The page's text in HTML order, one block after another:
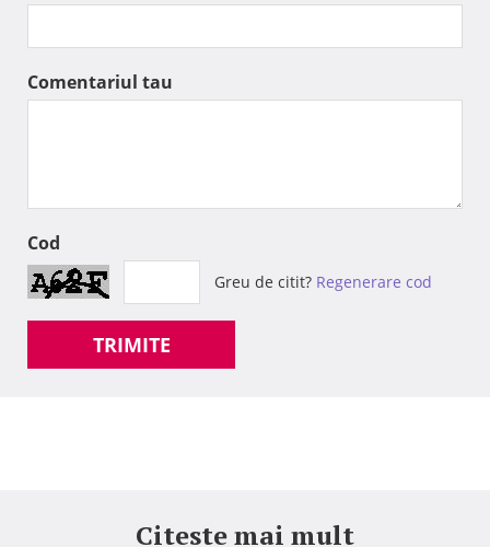
Comentariul tau
Cod
Greu de citit? Regenerare cod
TRIMITE
Citeste mai mult